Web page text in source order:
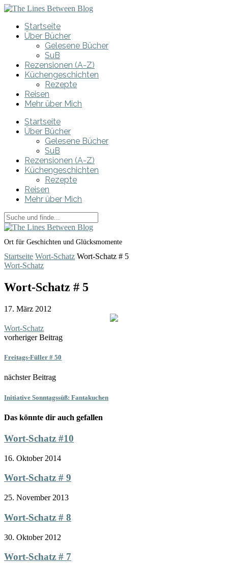
Startseite
Über Bücher
Gelesene Bücher
SuB
Rezensionen (A-Z)
Küchengeschichten
Rezepte
Reisen
Mehr über Mich
Startseite
Über Bücher
Gelesene Bücher
SuB
Rezensionen (A-Z)
Küchengeschichten
Rezepte
Reisen
Mehr über Mich
Ort für Geschichten und Glücksmomente
Startseite Wort-Schatz Wort-Schatz # 5
Wort-Schatz
Wort-Schatz # 5
17. März 2012
Wort-Schatz
vorheriger Beitrag
Freitags-Füller # 50
nächster Beitrag
Initiative Sonntagssüß: Fantakuchen
Das könnte dir auch gefallen
Wort-Schatz #10
16. Oktober 2014
Wort-Schatz # 9
25. November 2013
Wort-Schatz # 8
30. Oktober 2012
Wort-Schatz # 7